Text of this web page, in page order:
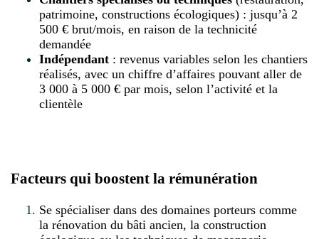
patrimoine, constructions écologiques) : jusqu’à 2
500 € brut/mois, en raison de la technicité
demandée
Indépendant : revenus variables selon les chantiers
réalisés, avec un chiffre d’affaires pouvant aller de
3 000 à 5 000 € par mois, selon l’activité et la
clientèle
Facteurs qui boostent la rémunération
Se spécialiser dans des domaines porteurs comme
la rénovation du bâti ancien, la construction